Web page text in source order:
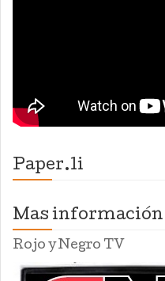
Paper.li
Mas información
Rojo y Negro TV